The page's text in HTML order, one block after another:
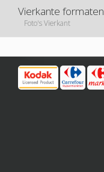
Vierkante formaten
Foto's Vierkant